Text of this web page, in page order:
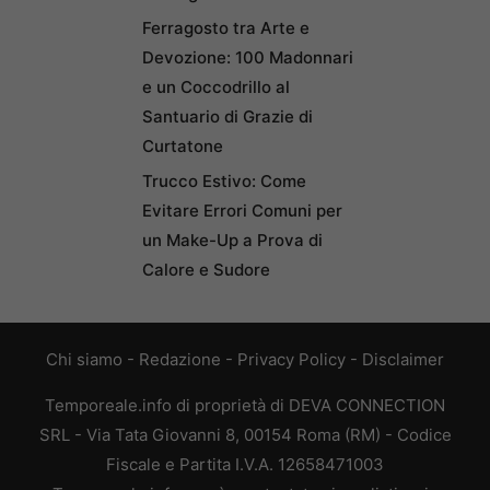
Ferragosto tra Arte e
Devozione: 100 Madonnari
e un Coccodrillo al
Santuario di Grazie di
Curtatone
Trucco Estivo: Come
Evitare Errori Comuni per
un Make-Up a Prova di
Calore e Sudore
Chi siamo - Redazione - Privacy Policy - Disclaimer
Temporeale.info di proprietà di DEVA CONNECTION
SRL - Via Tata Giovanni 8, 00154 Roma (RM) - Codice
Fiscale e Partita I.V.A. 12658471003